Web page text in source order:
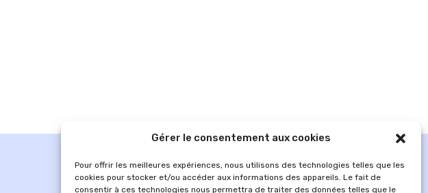
Gérer le consentement aux cookies
Pour offrir les meilleures expériences, nous utilisons des technologies telles que les
cookies pour stocker et/ou accéder aux informations des appareils. Le fait de
consentir à ces technologies nous permettra de traiter des données telles que le